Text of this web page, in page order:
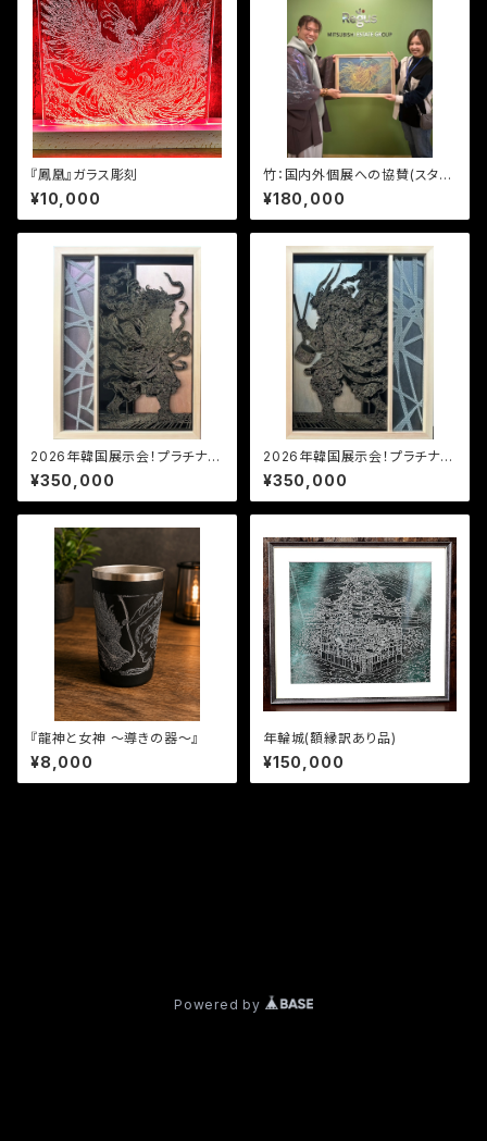
『鳳凰』ガラス彫刻
¥10,000
竹：国内外個展への協賛(スタン
ダード)
¥180,000
2026年韓国展示会！プラチナ風
神スポンサー✨
¥350,000
2026年韓国展示会！プラチナ雷
神スポンサー✨
¥350,000
『龍神と女神 〜導きの器〜』
¥8,000
年輪城(額縁訳あり品)
¥150,000
Powered by